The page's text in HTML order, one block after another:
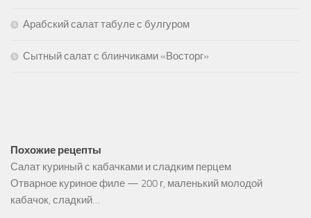
Арабский салат табуле с булгуром
Сытный салат с блинчиками «Восторг»
Похожие рецепты
Салат куриный с кабачками и сладким перцем
Отварное куриное филе — 200 г, маленький молодой
кабачок, сладкий…